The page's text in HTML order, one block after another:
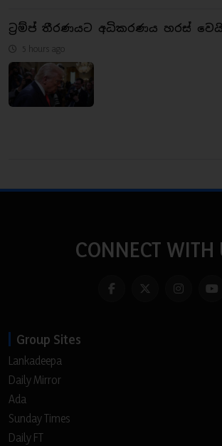
ට්‍රම්ප් තීරණයට අධිකරණය හරස් වෙයි
5 hours ago
CONNECT WITH
Group Sites
Lankadeepa
Daily Mirror
Ada
Sunday Times
Daily FT